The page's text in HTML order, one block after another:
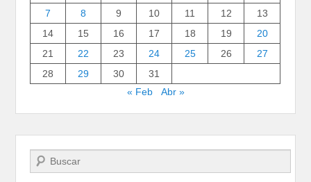
7
8 9 10 11 12
13
14
15 16 17 18 19
20
21
22 23 24 25 26
27
28
29 30
31
« Feb
Abr »
Buscar